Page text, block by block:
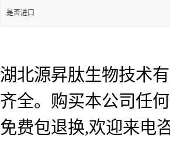
是否进口
湖北源昇肽生物技术
齐全。购买本公司任
免费包退换,欢迎来电